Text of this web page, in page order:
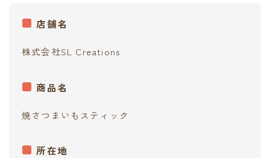
店舗名
株式会社SL Creations
商品名
焼さつまいもスティック
所在地